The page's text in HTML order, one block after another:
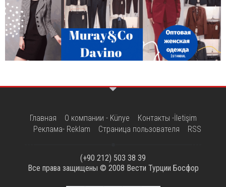
Главная О компании - Künye
Контакты -İletişim
Реклама- Reklam
Страница пользователя RSS
(+90 212) 503 38 39
Все права защищены © 2008 Вести Турции Босфор